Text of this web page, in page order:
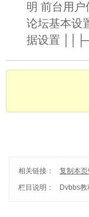
明 前台用
论坛基本设
据设置
相关链接： 复制本
栏目说明：
Dvbbs教